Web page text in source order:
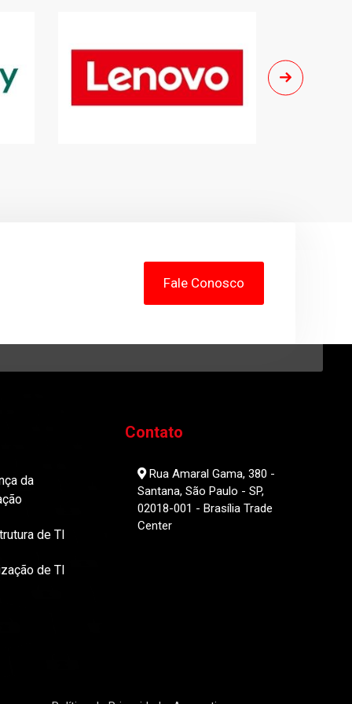
Fale Conosco
da
de TI
de TI
Contato
Rua Amaral Gama, 380 -
Santana, São Paulo - SP,
02018-001 - Brasília Trade
Center